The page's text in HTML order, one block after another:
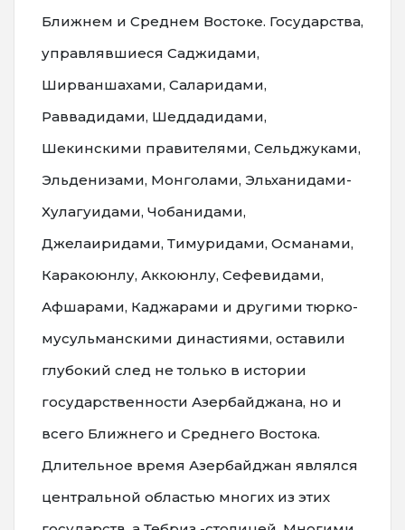
Ближнем и Среднем Востоке. Государства,
управлявшиеся Саджидами,
Ширваншахами, Саларидами,
Раввадидами, Шеддадидами,
Шекинскими правителями, Сельджуками,
Эльденизами, Монголами, Эльханидами-
Хулагуидами, Чобанидами,
Джелаиридами, Тимуридами, Османами,
Каракоюнлу, Аккоюнлу, Сефевидами,
Афшарами, Каджарами и другими тюрко-
мусульманскими династиями, оставили
глубокий след не только в истории
государственности Азербайджана, но и
всего Ближнего и Среднего Востока.
Длительное время Азербайджан являлся
центральной областью многих из этих